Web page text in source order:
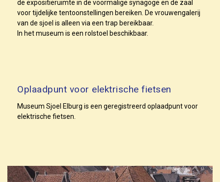
de expositieruimte in de voormalige synagoge en de zaal
voor tijdelijke tentoonstellingen bereiken. De vrouwengalerij
van de sjoel is alleen via een trap bereikbaar.
In het museum is een rolstoel beschikbaar.
Oplaadpunt voor elektrische fietsen
Museum Sjoel Elburg is een geregistreerd oplaadpunt voor
elektrische fietsen.